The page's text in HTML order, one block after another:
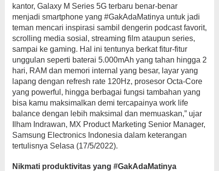
kantor, Galaxy M Series 5G terbaru benar-benar
menjadi smartphone yang #GakAdaMatinya untuk jadi
teman mencari inspirasi sambil dengerin podcast favorit,
scrolling media sosial, streaming film ataupun series,
sampai ke gaming. Hal ini tentunya berkat fitur-fitur
unggulan seperti baterai 5.000mAh yang tahan hingga 2
hari, RAM dan memori internal yang besar, layar yang
lapang dengan refresh rate 120Hz, prosesor Octa-Core
yang powerful, hingga berbagai fungsi tambahan yang
bisa kamu maksimalkan demi tercapainya work life
balance dengan lebih maksimal dan memuaskan,” ujar
Ilham Indrawan, MX Product Marketing Senior Manager,
Samsung Electronics Indonesia dalam keterangan
tertulisnya Selasa (17/5/2022).
Nikmati produktivitas yang #GakAdaMatinya